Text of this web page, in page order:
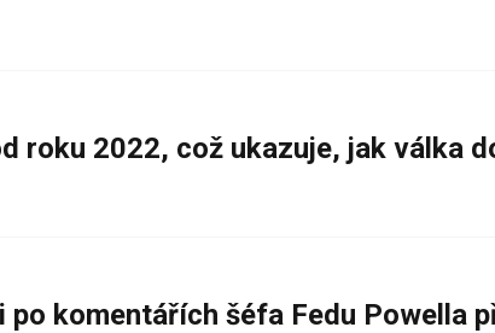
roku 2022, což ukazuje, jak válka
komentářích šéfa Fedu Powella